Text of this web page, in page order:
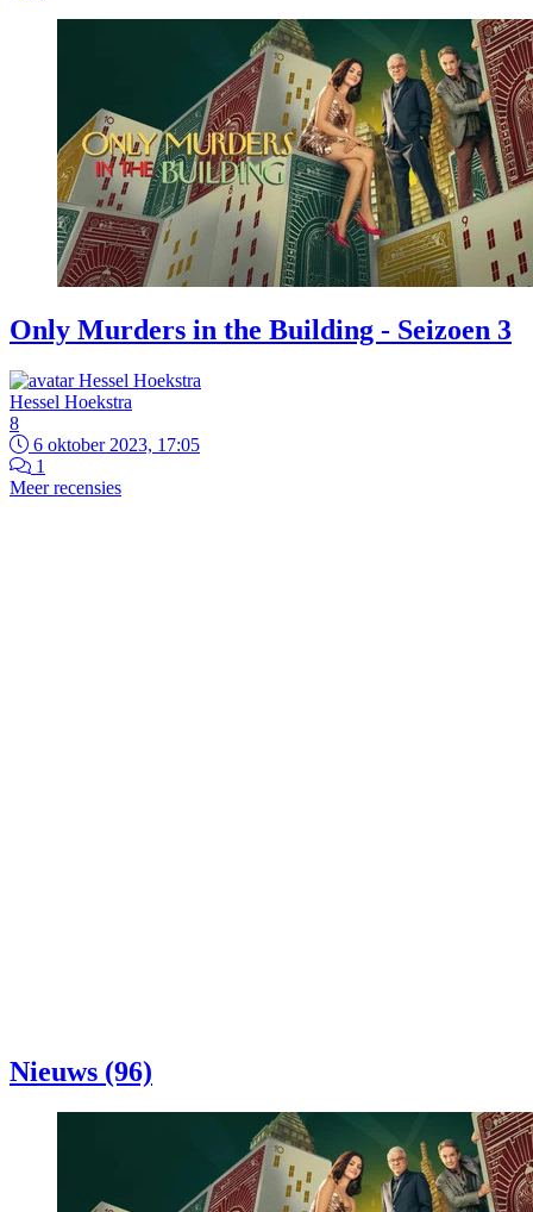
Only Murders in the Building - Seizoen 3
Hessel Hoekstra
8
6 oktober 2023, 17:05
1
Meer recensies
Nieuws (96)